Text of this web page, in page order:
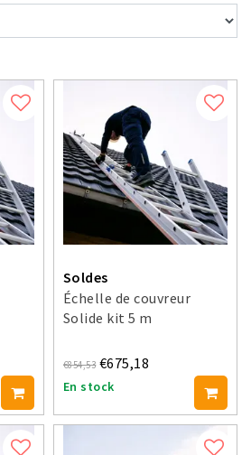
Soldes
Échelle de couvreur
Solide kit 5 m
€854,53 €675,18
En stock